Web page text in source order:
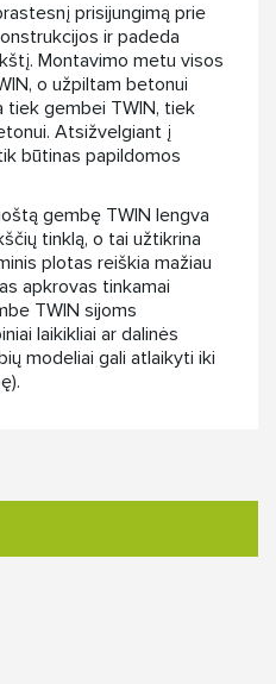
prisijungimą prie
ir padeda
Montavimo metu visos
o užpiltam betonui
tiek gembei TWIN, tiek
Atsižvelgiant į
būtinas papildomos
gembę TWIN lengva
tinklą, o tai užtikrina
plotas reiškia mažiau
apkrovas tinkamai
TWIN sijoms
laikikliai ar dalinės
modeliai gali atlaikyti iki